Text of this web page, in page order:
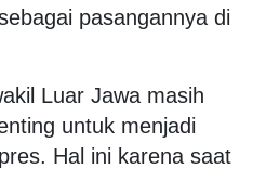
pasangannya di
Luar Jawa masih
untuk menjadi
Hal ini karena saat